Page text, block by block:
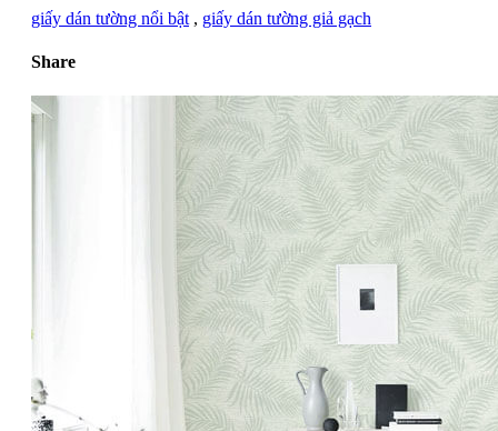
giấy dán tường nổi bật , giấy dán tường giả gạch
Share